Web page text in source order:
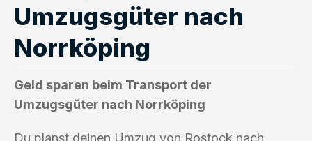
Umzugsgüter nach
Norrköping
Geld sparen beim Transport der
Umzugsgüter nach Norrköping
Du planst deinen Umzug von Rostock nach